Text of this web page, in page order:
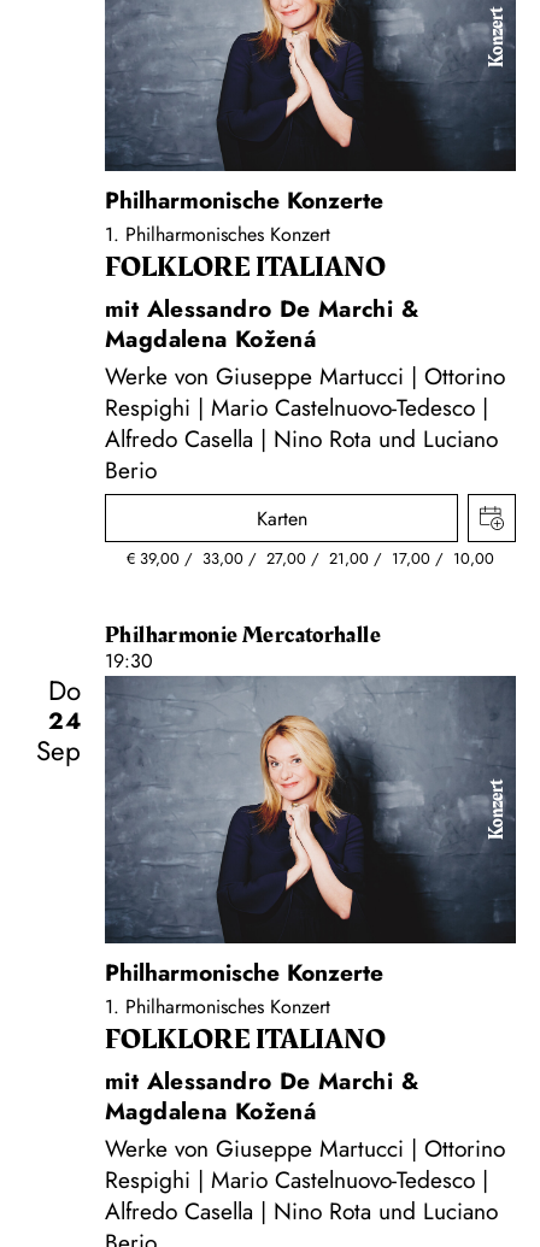
Konzert
Philharmonische Konzerte
1. Philharmonisches Konzert
FOLKLORE ITALIANO
mit Alessandro De Marchi &
Magdalena Kožená
Werke von Giuseppe Martucci | Ottorino
Respighi | Mario Castelnuovo-Tedesco |
Alfredo Casella | Nino Rota und Luciano
Berio
Karten
€ 39,00 33,00 27,00 21,00 17,00 10,00
Philharmonie Mercatorhalle
19:30
Do
24
Sep
Konzert
Philharmonische Konzerte
1. Philharmonisches Konzert
FOLKLORE ITALIANO
mit Alessandro De Marchi &
Magdalena Kožená
Werke von Giuseppe Martucci | Ottorino
Respighi | Mario Castelnuovo-Tedesco |
Alfredo Casella | Nino Rota und Luciano